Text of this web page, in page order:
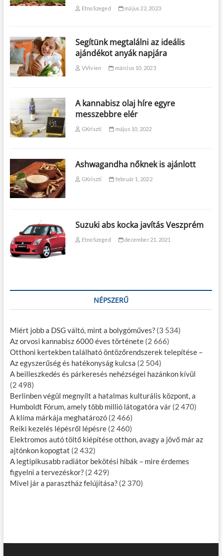
EtnoSzeged május 22, 2023
Segítünk megtalálni az ideális
ajándékot anyák napjára
VVivien március 10, 2023
A kannabisz olaj híre egyre
messzebbre elér
GKriszti május 10, 2022
Ashwagandha nőknek is ajánlott
GKriszti február 1, 2022
Suzuki abs kocka javítás Veszprém
EtnoSzeged december 21, 2021
NÉPSZERŰ
Miért jobb a DSG váltó, mint a bolygóműves? (3 534)
Az orvosi kannabisz 6000 éves története (2 666)
Otthoni kertekben található öntözőrendszerek telepítése –
Az egyszerűség és hatékonyság kulcsa (2 504)
A beilleszkedés és párkeresés nehézségei hazánkon kívül
(2 498)
Berlinben végül megnyílt a hatalmas kulturális központ, a
Humboldt Fórum, amely több millió látogatóra vár (2 470)
A klíma márkája meghatározó (2 466)
Reiki kezelés lépésről lépésre (2 460)
Elektromos autó töltő kiépítése otthon, avagy a jövő már az
ajtónkon kopogtat (2 432)
A legtipikusabb radiátor bekötési hibák – mire érdemes
figyelni a tervezéskor? (2 429)
Mivel jár a parasztház felújítása? (2 370)